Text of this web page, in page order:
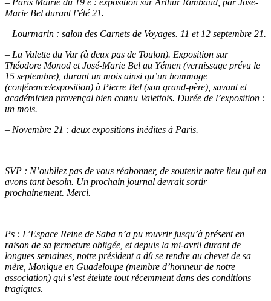
– Paris Mairie du 19 e : exposition sur Arthur Rimbaud, par José-
Marie Bel durant l’été 21.
– Lourmarin : salon des Carnets de Voyages. 11 et 12 septembre 21.
– La Valette du Var (à deux pas de Toulon). Exposition sur
Théodore Monod et José-Marie Bel au Yémen (vernissage prévu le
15 septembre), durant un mois ainsi qu’un hommage
(conférence/exposition) à Pierre Bel (son grand-père), savant et
académicien provençal bien connu Valettois. Durée de l’exposition :
un mois.
– Novembre 21 : deux expositions inédites à Paris.
SVP : N’oubliez pas de vous réabonner, de soutenir notre lieu qui en
avons tant besoin. Un prochain journal devrait sortir
prochainement. Merci.
Ps : L’Espace Reine de Saba n’a pu rouvrir jusqu’à présent en
raison de sa fermeture obligée, et depuis la mi-avril durant de
longues semaines, notre président a dû se rendre au chevet de sa
mère, Monique en Guadeloupe (membre d’honneur de notre
association) qui s’est éteinte tout récemment dans des conditions
tragiques.